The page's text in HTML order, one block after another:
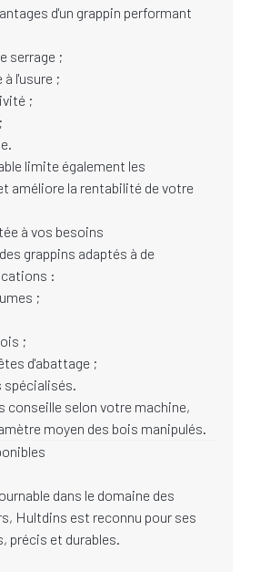
d'un grappin performant
serrage ;
l'usure ;
;
limite également les
améliore la rentabilité de votre
à vos besoins
grappins adaptés à de
:
;
;
d'abattage ;
spécialisés.
conseille selon votre machine,
moyen des bois manipulés.
dans le domaine des
Hultdins est reconnu pour ses
précis et durables.